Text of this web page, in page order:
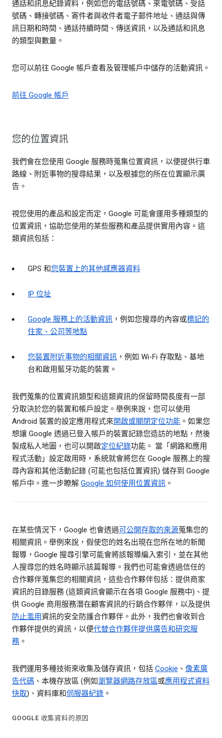
通話和訊息紀錄資料，例如您的電話號碼、來電號碼、受話
號碼、轉接號碼、寄件者與收件者電子郵件地址、通話與傳
訊日期和時間、通話持續時間、傳送資訊，以及通話和訊息
的類型與數量。
您可以前往 Google 帳戶查看及管理帳戶中儲存的活動資訊。
前往 Google 帳戶
您的位置資訊
我們會在您使用 Google 服務時蒐集位置資訊，以便提供行車
路線、附近事物的搜尋結果，以及根據您的所在位置顯示廣
告。
視您使用的產品和設定而定，Google 可能會運用多種類型的
位置資訊，協助您使用的某些服務和產品提供實用內容。這
類資訊包括：
GPS 和您裝置上的其他感應器資料
IP 位址
Google 服務上的活動資訊 ，例如您搜尋的內容或標記的
住家、公司等地點
您裝置附近事物的相關資訊 ，例如 Wi-Fi 存取點、基地
台和啟用藍牙功能的裝置。
我們蒐集的位置資訊類型和這類資訊的保留時間長度有一部
分取決於您的裝置和帳戶設定。舉例來說，您可以使用
Android 裝置的設定應用程式來開啟或關閉定位功能 。如果您
想讓 Google 透過已登入帳戶的裝置記錄您造訪的地點，然後
製成私人地圖，也可以開啟定位紀錄功能。 當「網路和應用
程式活動」設定啟用時，系統就會將您在 Google 服務上的搜
尋內容和其他活動記錄 (可能也包括位置資訊) 儲存到 Google
帳戶中。進一步瞭解 Google 如何使用位置資訊 。
在某些情況下，Google 也會透過可公開存取的來源蒐集您的
相關資訊。舉例來說，假使您的姓名出現在您所在地的新聞
報導，Google 搜尋引擎可能會將該報導編入索引，並在其他
人搜尋您的姓名時顯示該篇報導。我們也可能會透過信任的
合作夥伴蒐集您的相關資訊，這些合作夥伴包括：提供商家
資訊的目錄服務 (這類資訊會顯示在各項 Google 服務中)、提
供 Google 商用服務潛在顧客資訊的行銷合作夥伴，以及提供
防止濫用資訊的安全防護合作夥伴。此外，我們也會收到合
作夥伴提供的資訊，以便代替合作夥伴提供廣告和研究服
務 。
我們運用多種技術來收集及儲存資訊，包括 Cookie 、 像素廣
告代碼 、本機存放區 (例如瀏覽器網路存放區或應用程式資料
快取)、資料庫和伺服器紀錄 。
GOOGLE 收集資料的原因